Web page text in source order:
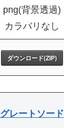
png(背景透過)
カラバリなし
ダウンロード(ZIP)
グレートソード